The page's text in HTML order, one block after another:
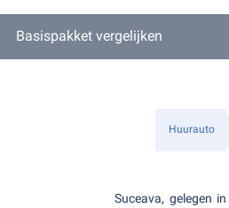
Basispakket vergelijken
Huurauto
Suceava, gelegen